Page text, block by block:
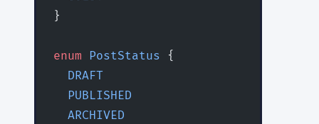
}
enum PostStatus {
  DRAFT
  PUBLISHED
  ARCHIVED